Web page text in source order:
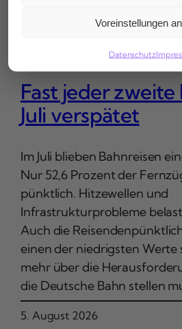
Voreinstellungen
Datenschutz
Fast jeder
Juli verspätet
Im Juli blieben Bahnreisen
Nur 52,6 Prozent der
pünktlich. Hitzewellen und
Infrastrukturprobleme
Auch die
einen der niedrigsten Werte
mehr über die
die Deutsche Bahn stellen
5. August 2026